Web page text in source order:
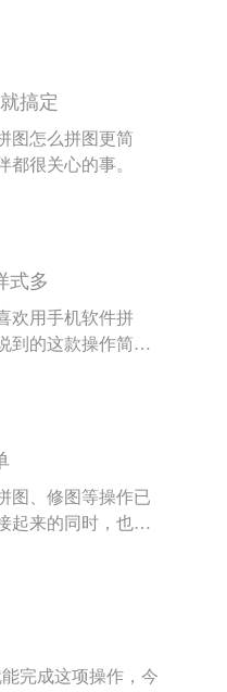
搞定
图怎么拼图更简
很关心的事。
式多
欢用手机软件拼
到的这款操作简捷
图、修图等操作已
起来的同时，也更
完成这项操作，今